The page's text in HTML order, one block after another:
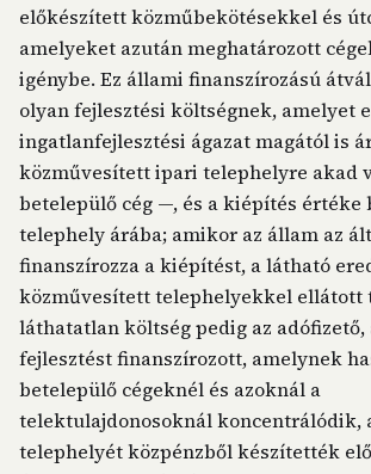
előkészített közműbekötésekkel és
amelyeket azután meghatározott
igénybe. Ez állami finanszírozású
olyan fejlesztési költségnek, amelyet
ingatlanfejlesztési ágazat magától is
közművesített ipari telephelyre akad
betelepülő cég —, és a kiépítés értéke
telephely árába; amikor az állam az
finanszírozza a kiépítést, a látható
közművesített telephelyekkel ellátott
láthatatlan költség pedig az
fejlesztést finanszírozott, amelynek
betelepülő cégeknél és azoknál a
telektulajdonosoknál koncentrálódik,
telephelyét közpénzből készítették